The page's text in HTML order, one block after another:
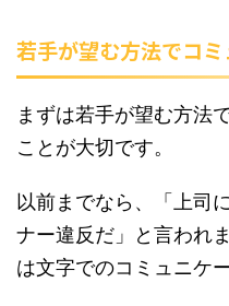
若手が望む方法でコ
まずは若手が望む方法
ことが大切です。
以前までなら、「上司
ナー違反だ」と言われ
は文字でのコミュニケ